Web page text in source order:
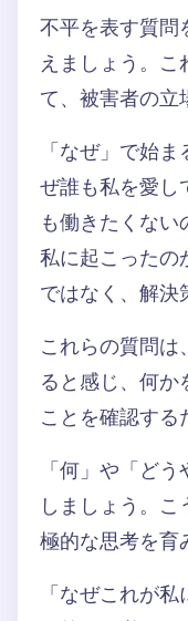
不平を表す質問
えましょう。
て、被害者の立
「なぜ」で始
ぜ誰も私を愛し
も働きたくな
私に起こったの
ではなく、解決
これらの質問は
ると感じ、何か
ことを確認する
「何」や「ど
しましょう。
極的な思考を育
「なぜこれが